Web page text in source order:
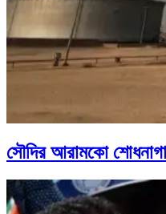
সৌদির আরামকো